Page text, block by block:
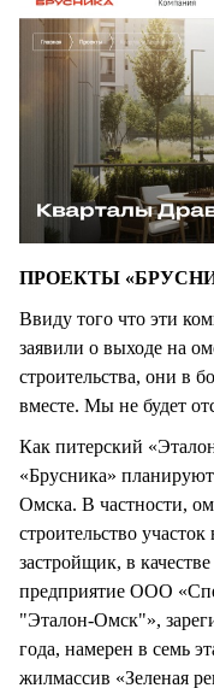
ПРОЕКТЫ
Ввиду того что эти
заявили о выходе на
строительства, они в
вместе. Мы не будет
Как питерский
«Брусника»
Омска. В частности,
строительство
застройщик, в
предприятие ООО
"Эталон-Омск"»,
года, намерен в семь
жилмассив «Зеленая